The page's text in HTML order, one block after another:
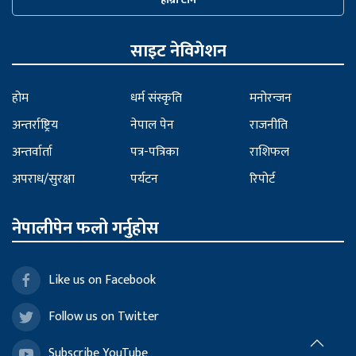
साइट नेविगेशन
होम
अन्तर्राष्ट्रिय
अन्तर्वार्ता
अपराध/सुरक्षा
धर्म संस्कृति
नेपाल पेन
पत्र-पत्रिका
पर्यटन
मनोरन्जन
राजनीति
राशिफल
रिपोर्ट
नेपालीपेन फलो गर्नुहोस
Like us on Facebook
Follow us on Twitter